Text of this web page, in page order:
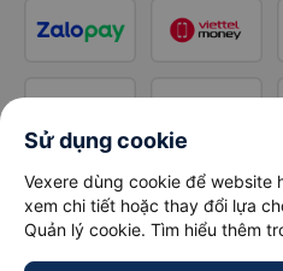
Sử dụng cookie
Vexere dùng cookie để website
xem chi tiết hoặc thay đổi lựa
Quản lý cookie. Tìm hiểu thêm